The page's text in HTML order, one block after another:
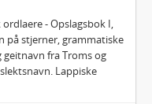
- Opslagsbok I,
på stjerner, grammatiske
fra Troms og
Lappiske